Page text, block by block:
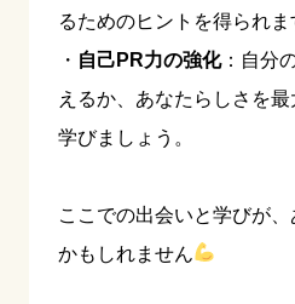
るためのヒントを得られま
・ 自己PR力の強化：自分
えるか、あなたらしさを
学びましょう。
ここでの出会いと学びが
かもしれません